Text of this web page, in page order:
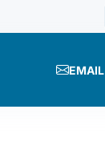
EMAIL